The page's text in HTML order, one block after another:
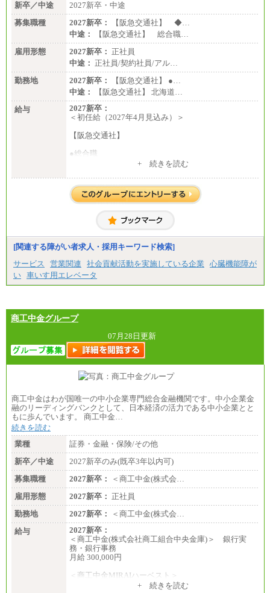
新卒／中途
2027新卒・中途
募集職種
2027新卒：
【阪急交通社】 ◆…
中途：
【阪急交通社】 総合職…
雇用形態
2027新卒： 正社員
中途： 正社員/契約社員/アル…
勤務地
2027新卒：
【阪急交通社】 ●…
中途：
【阪急交通社】 北海道…
給与
2027新卒：
＜初任給（2027年4月見込み）＞
【阪急交通社】
●総合職
(※3)、239,000円(※4)、237,000円（※5）
・専門・短大卒
(※3)、218,500円(※4)、216,500円（※5）
※1…東京都、埼玉県、千葉県、神奈川県
※2…大阪府、京都府、兵庫県、滋賀県
※3…愛知県、静岡県
※4…北海道、宮城県、栃木県、群馬県、長野県、新
潟県、富山県、石川県、岡山県、広島県、山口県、
香川県、福岡県
県、福島県、山形県
・月給には一律地域手当を含んだ金額を表示
（一律地域手当：※1…36,000円、※2…33,000円、
※3…28,000円、※4…25,000円、※5…23,000円）
・試用期間中も給与変更なし
●基幹職（地域限定社員）
・大学・院卒／月給185,000 円～219,000 円 ※勤務地
〈東京・神奈川〉219,000 円
〈大阪・兵庫〉209,000 円
〈愛知〉194,500 円 〈福岡〉1
・専門・短大卒／月給185,000 円～210,000 円 ※勤務
地により異なる。
〈東京・神奈川〉210,000 円
〈大阪・兵庫〉200,000 円
〈愛知〉194,500 円 〈福
岡〉185,000円
※基本給のみ（地域手当なし）
※試用期間中も給与変更なし
中途：
【阪急交通社】
◆正社員/総合職
月給250,000円～(※1)、247,000円～(※2)、242,000円
～(※3)、239,000円～(※4)、237,000円～（※5）
・月給は一律地域手当を含んだ金額を表示
（※1…36,000円、※2…33,000円、※3…28,000円、
※4…25,000円、※5…23,000円）
+ 続きを読む
[関連する障がい者求人・採用キーワード検索]
サービス
営業関連 社会貢献活動を実施している企業
心臓機能障が
い 車いす用エレベータ
商工中金グループ
07月28日更新
商工中金はわが国唯一の中小企業専門総合金融機関です。中小企業金
融のリーディングバンクとして、日本経済の活力である中小企業とと
もに歩んでいます。 商工中金…
続きを読む
業種
証券・金融・保険/その他
新卒／中途
2027新卒のみ(既卒3年以内可)
募集職種
2027新卒：
＜商工中金(株式会…
雇用形態
2027新卒： 正社員
勤務地
2027新卒：
＜商工中金(株式会…
給与
2027新卒：
＜商工中金(株式会社商工組合中央金庫)＞ 銀行実
務・銀行事務
月給 300,000円
＜商工中金MIRAIハーベスト＞
+ 続きを読む